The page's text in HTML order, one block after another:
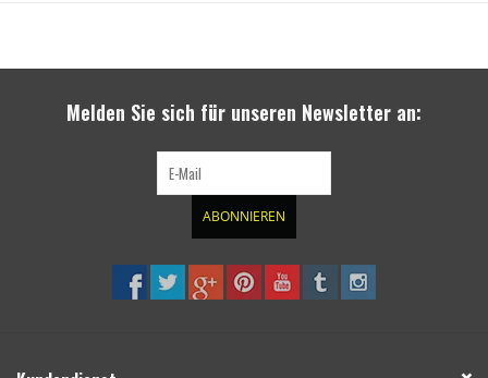
Melden Sie sich für unseren Newsletter an:
ABONNIEREN